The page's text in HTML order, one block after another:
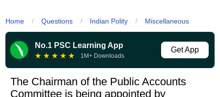
Home / Questions / Indian Polity / Miscellaneous
No.1 PSC Learning App
★ ★ ★ ★ ★ 1M+ Downloads
Get App
The Chairman of the Public Accounts
Committee is being appointed by